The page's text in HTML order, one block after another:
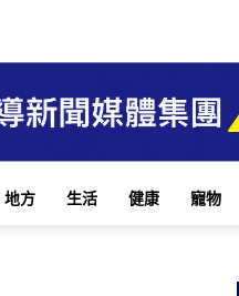
地方 生活 健康 寵物